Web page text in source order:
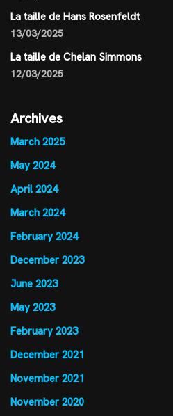
La taille de Hans Rosenfeldt
13/03/2025
La taille de Chelan Simmons
12/03/2025
Archives
March 2025
May 2024
April 2024
March 2024
February 2024
December 2023
June 2023
May 2023
February 2023
December 2021
November 2021
November 2020